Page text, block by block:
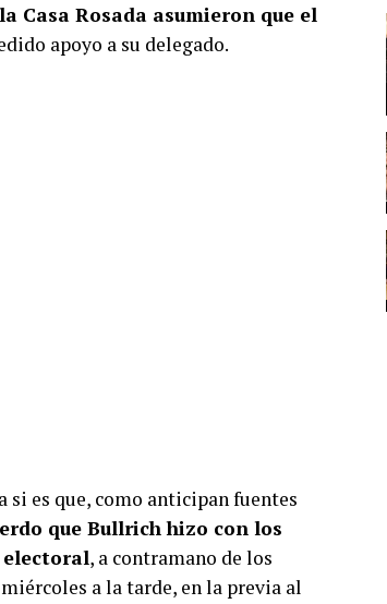
Casa Rosada asumieron que el
apoyo a su delegado.
si es que, como anticipan fuentes
que Bullrich hizo con los
electoral, a contramano de los
a la tarde, en la previa al